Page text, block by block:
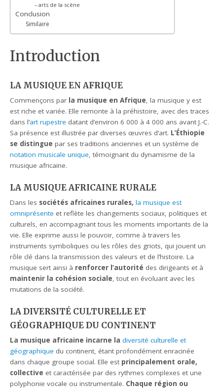
– arts de la scène
Conclusion
Similaire
Introduction
LA MUSIQUE EN AFRIQUE
Commençons par la musique en Afrique , la musique y est
est riche et variée. Elle remonte à la préhistoire, avec des traces
dans l’art rupestre datant d’environ 6 000 à 4 000 ans avant J.-C.
Sa présence est illustrée par diverses œuvres d’art. L’Éthiopie
se distingue par ses traditions anciennes et un système de
notation musicale unique , témoignant du dynamisme de la
musique africaine.
LA MUSIQUE AFRICAINE RURALE
Dans les sociétés africaines rurales,la musique est
omniprésente et reflète les changements sociaux, politiques et
culturels, en accompagnant tous les moments importants de la
vie. Elle exprime aussi le pouvoir, comme à travers les
instruments symboliques ou les rôles des griots, qui jouent un
rôle clé dans la transmission des valeurs et de l’histoire. La
musique sert ainsi à renforcer l’autorité des dirigeants et à
maintenir la cohésion sociale, tout en évoluant avec les
mutations de la société.
LA DIVERSITÉ CULTURELLE ET
GÉOGRAPHIQUE DU CONTINENT
La musique africaine incarne ladiversité culturelle et
géographique du continent, étant profondément enracinée
dans chaque groupe social. Elle est principalement orale,
collective et caractérisée par des rythmes complexes et une
polyphonie vocale ou instrumentale. Chaque région ou